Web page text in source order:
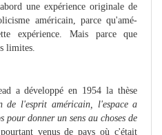
une expérience originale de
américain, parce qu'amé­
expérience. Mais parce que
limites.
a développé en 1954 la thèse
de l'esprit américain, l'espace a
pour donner un sens au choses de
venus de pays où c'était